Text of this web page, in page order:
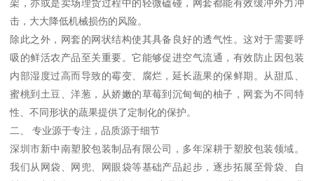
架，亦或是卖场理货过程中的轻微磕碰，网套都能有效缓冲外力冲
击，大大降低机械损伤的风险。
除此之外，网套的网状结构使其具备良好的透气性。这对于需要呼
吸的鲜活农产品至关重要。它能够促进空气流通，有效防止因包装
内部湿度过高而导致的霉变、腐烂，延长蔬果的保鲜期。从甜瓜、
蜜桃到土豆、洋葱，从娇嫩的草莓到沉甸甸的柚子，网套为不同特
性、不同形状的蔬果提供了定制化的保护。
二、 专业源于专注，品质源于细节
深圳市新中南塑胶包装制品有限公司，多年深耕于塑胶包装领域。
我们从网袋、网兜、网眼袋等基础产品起步，逐步拓展至骨袋、自